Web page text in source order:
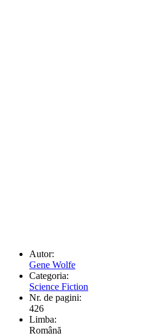
Autor:
Gene Wolfe
Categoria:
Science Fiction
Nr. de pagini:
426
Limba:
Română